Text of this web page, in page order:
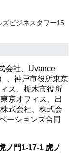
ビジネスタワー15
会社、Uvance
、神戸市役所東京
ス、栃木市役所
京オフィス、出
式会社、株式会
ーションズ合同
ノ門1-17-1 虎ノ